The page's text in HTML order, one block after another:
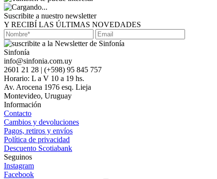
Suscribite a nuestro newsletter
Y RECIBÍ LAS ÚLTIMAS NOVEDADES
Sinfonía
info@sinfonia.com.uy
2601 21 28 | (+598) 95 845 757
Horario: L a V 10 a 19 hs.
Av. Arocena 1976 esq. Lieja
Montevideo, Uruguay
Información
Contacto
Cambios y devoluciones
Pagos, retiros y envíos
Política de privacidad
Descuento Scotiabank
Seguinos
Instagram
Facebook